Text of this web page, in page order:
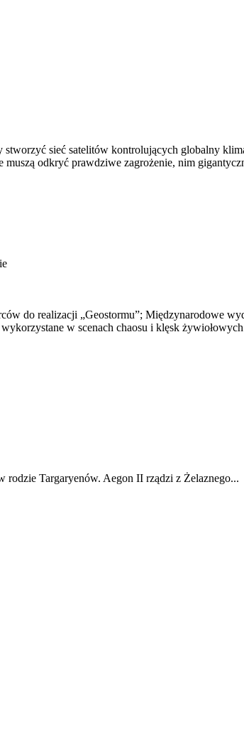
sieć satelitów kontrolujących globalny
muszą odkryć prawdziwe zagrożenie, nim
do realizacji „Geostormu”; Międzynarodowe
w scenach chaosu i klęsk
Targaryenów. Aegon II rządzi z Żelaznego...